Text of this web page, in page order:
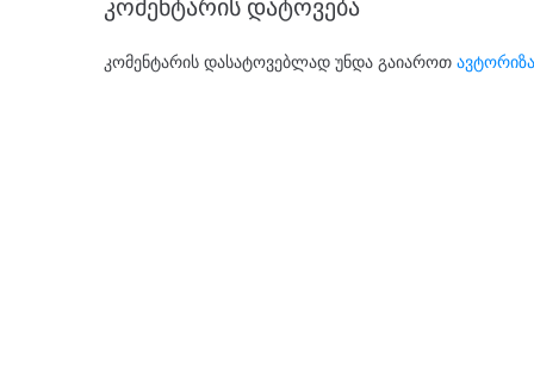
კომენტარის დატოვება
კომენტარის დასატოვებლად უნდა გაიაროთ